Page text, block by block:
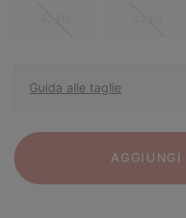
Guida alle taglie